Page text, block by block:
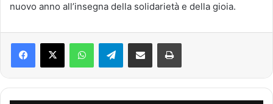
nuovo anno all’insegna della solidarietà e della gioia.
Telegram